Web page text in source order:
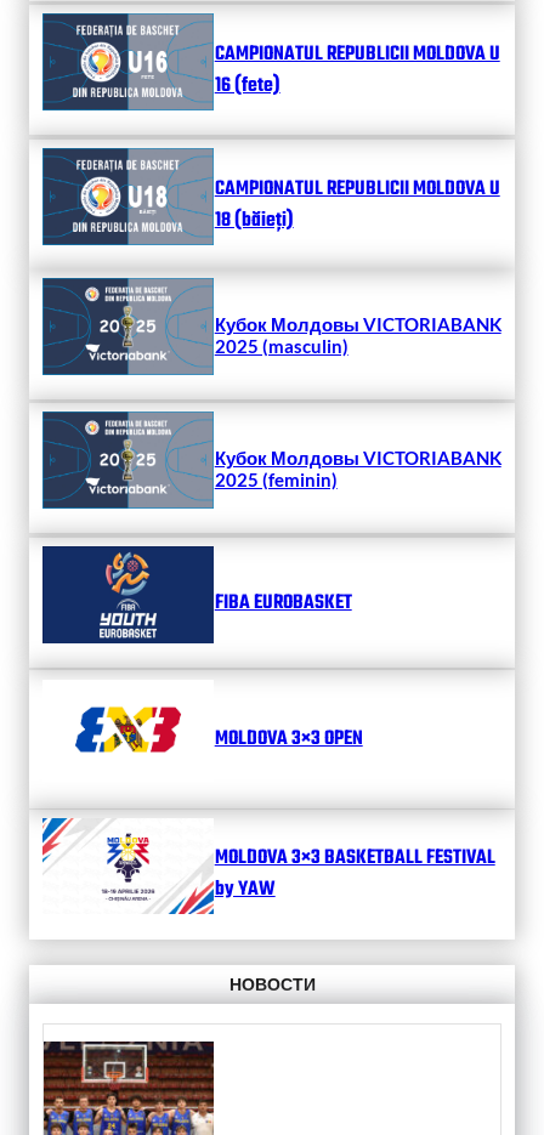
CAMPIONATUL REPUBLICII MOLDOVA U
16 (fete)
CAMPIONATUL REPUBLICII MOLDOVA U
18 (băieți)
Кубок Молдовы VICTORIABANK
2025 (masculin)
Кубок Молдовы VICTORIABANK
2025 (feminin)
FIBA EUROBASKET
MOLDOVA 3×3 OPEN
MOLDOVA 3×3 BASKETBALL FESTIVAL
by YAW
НОВОСТИ